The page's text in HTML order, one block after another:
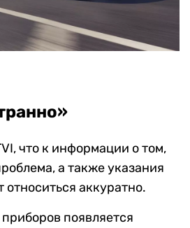
что к информации о том,
а также указания
относиться аккуратно.
появляется